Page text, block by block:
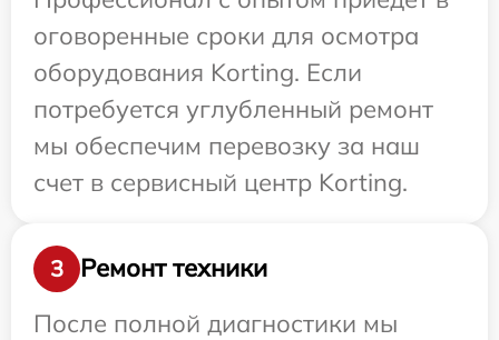
оговоренные сроки для осмотра
оборудования Korting. Если
потребуется углубленный ремонт
мы обеспечим перевозку за наш
счет в сервисный центр Korting.
3
Ремонт техники
После полной диагностики мы